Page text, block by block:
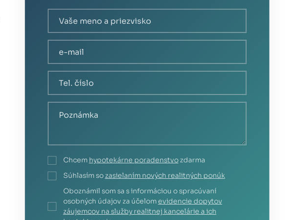
Chcem hypotekárne poradenstvozdarma
Súhlasím sozasielaním nových realitných ponúk
Oboznámil som sa s informáciou o spracúvaní
osobných údajov za účelomevidencie dopytov
záujemcov na služby realitnej kancelárie a ich